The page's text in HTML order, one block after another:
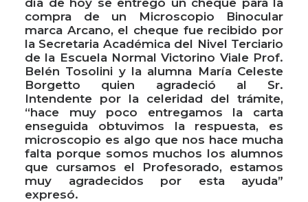
día de hoy se entregó un cheque para la
compra de un Microscopio Binocular
marca Arcano, el cheque fue recibido por
la Secretaria Académica del Nivel Terciario
de la Escuela Normal Victorino Viale Prof.
Belén Tosolini y la alumna María Celeste
Borgetto quien agradeció al Sr.
Intendente por la celeridad del trámite,
“hace muy poco entregamos la carta
enseguida obtuvimos la respuesta, es
microscopio es algo que nos hace mucha
falta porque somos muchos los alumnos
que cursamos el Profesorado, estamos
muy agradecidos por esta ayuda”
expresó.